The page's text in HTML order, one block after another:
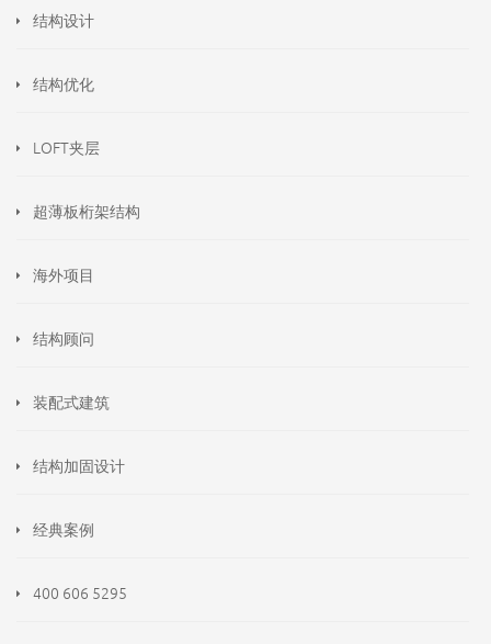
结构设计
结构优化
LOFT夹层
超薄板桁架结构
海外项目
结构顾问
装配式建筑
结构加固设计
经典案例
400 606 5295